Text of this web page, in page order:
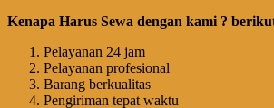
Kenapa Harus Sewa dengan kami ?
Pelayanan 24 jam
Pelayanan profesional
Barang berkualitas
Pengiriman tepat waktu